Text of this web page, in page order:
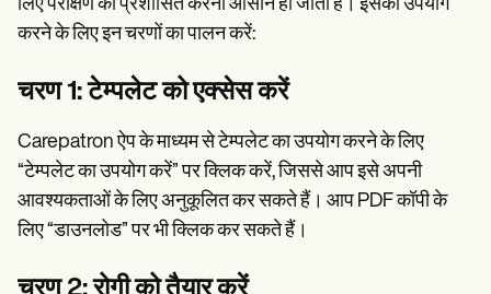
लिए परीक्षण को प्रशासित करना आसान हो जाता है। इसका उपयोग
करने के लिए इन चरणों का पालन करें:
चरण 1: टेम्पलेट को एक्सेस करें
Carepatron ऐप के माध्यम से टेम्पलेट का उपयोग करने के लिए
“टेम्पलेट का उपयोग करें” पर क्लिक करें, जिससे आप इसे अपनी
आवश्यकताओं के लिए अनुकूलित कर सकते हैं। आप PDF कॉपी के
लिए “डाउनलोड” पर भी क्लिक कर सकते हैं।